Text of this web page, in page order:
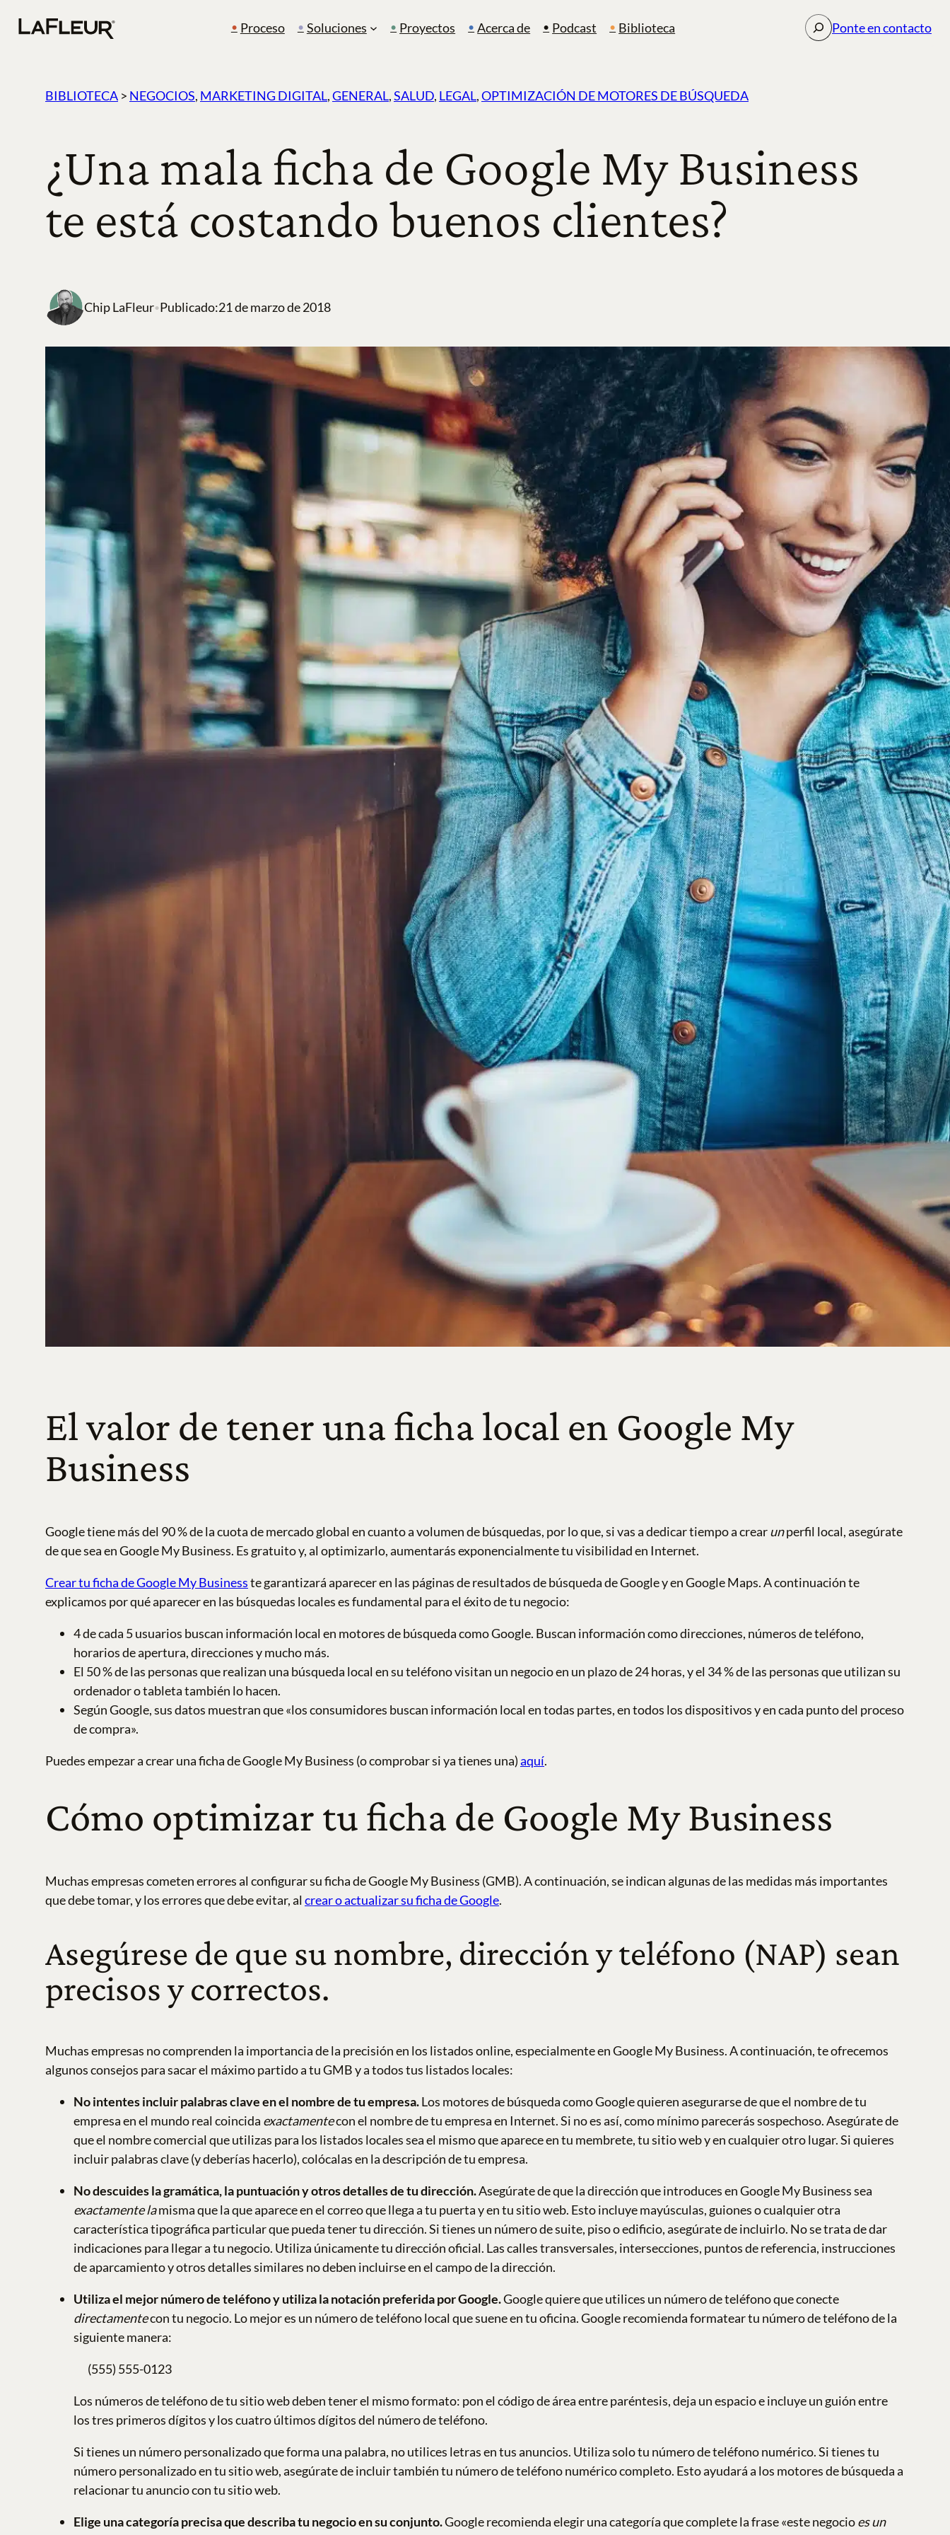
Proceso Soluciones Proyectos Acerca de Podcast Biblioteca BuscarPonte en contacto
BIBLIOTECA > NEGOCIOS, MARKETING DIGITAL, GENERAL, SALUD, LEGAL, OPTIMIZACIÓN DE MOTORES DE BÚSQUEDA
¿Una mala ficha de Google My Business
te está costando buenos clientes?
Chip LaFleur•Publicado:21 de marzo de 2018
El valor de tener una ficha local en Google My
Business
Google tiene más del 90 % de la cuota de mercado global en cuanto a volumen de búsquedas, por lo que, si vas a dedicar tiempo a crearunperfil local, asegúrate
de que sea en Google My Business. Es gratuito y, al optimizarlo, aumentarás exponencialmente tu visibilidad en Internet.
Crear tu ficha de Google My Businesste garantizará aparecer en las páginas de resultados de búsqueda de Google y en Google Maps. A continuación te
explicamos por qué aparecer en las búsquedas locales es fundamental para el éxito de tu negocio:
4 de cada 5 usuarios buscan información local en motores de búsqueda como Google. Buscan información como direcciones, números de teléfono,
horarios de apertura, direcciones y mucho más.
El 50 % de las personas que realizan una búsqueda local en su teléfono visitan un negocio en un plazo de 24 horas, y el 34 % de las personas que utilizan su
ordenador o tableta también lo hacen.
Según Google, sus datos muestran que «los consumidores buscan información local en todas partes, en todos los dispositivos y en cada punto del proceso
de compra».
Puedes empezar a crear una ficha de Google My Business (o comprobar si ya tienes una)aquí.
Cómo optimizar tu ficha de Google My Business
Muchas empresas cometen errores al configurar su ficha de Google My Business (GMB). A continuación, se indican algunas de las medidas más importantes
que debe tomar, y los errores que debe evitar, al crear o actualizar su ficha de Google.
Asegúrese de que su nombre, dirección y teléfono (NAP) sean
precisos y correctos.
Muchas empresas no comprenden la importancia de la precisión en los listados online, especialmente en Google My Business. A continuación, te ofrecemos
algunos consejos para sacar el máximo partido a tu GMB y a todos tus listados locales:
No intentes incluir palabras clave en el nombre de tu empresa.Los motores de búsqueda como Google quieren asegurarse de que el nombre de tu
empresa en el mundo real coincida exactamentecon el nombre de tu empresa en Internet. Si no es así, como mínimo parecerás sospechoso. Asegúrate de
que el nombre comercial que utilizas para los listados locales sea el mismo que aparece en tu membrete, tu sitio web y en cualquier otro lugar. Si quieres
incluir palabras clave (y deberías hacerlo), colócalas en la descripción de tu empresa.
No descuides la gramática, la puntuación y otros detalles de tu dirección.Asegúrate de que la dirección que introduces en Google My Business sea
exactamente lamisma que la que aparece en el correo que llega a tu puerta y en tu sitio web. Esto incluye mayúsculas, guiones o cualquier otra
característica tipográfica particular que pueda tener tu dirección. Si tienes un número de suite, piso o edificio, asegúrate de incluirlo. No se trata de dar
indicaciones para llegar a tu negocio. Utiliza únicamente tu dirección oficial. Las calles transversales, intersecciones, puntos de referencia, instrucciones
de aparcamiento y otros detalles similares no deben incluirse en el campo de la dirección.
Utiliza el mejor número de teléfono y utiliza la notación preferida por Google.Google quiere que utilices un número de teléfono que conecte
directamentecon tu negocio. Lo mejor es un número de teléfono local que suene en tu oficina. Google recomienda formatear tu número de teléfono de la
siguiente manera:
(555) 555-0123
Los números de teléfono de tu sitio web deben tener el mismo formato: pon el código de área entre paréntesis, deja un espacio e incluye un guión entre
los tres primeros dígitos y los cuatro últimos dígitos del número de teléfono.
Si tienes un número personalizado que forma una palabra, no utilices letras en tus anuncios. Utiliza solo tu número de teléfono numérico. Si tienes tu
número personalizado en tu sitio web, asegúrate de incluir también tu número de teléfono numérico completo. Esto ayudará a los motores de búsqueda a
relacionar tu anuncio con tu sitio web.
Elige una categoría precisa que describa tu negocio en su conjunto.Google recomienda elegir una categoría que complete la frase «este negocioes un